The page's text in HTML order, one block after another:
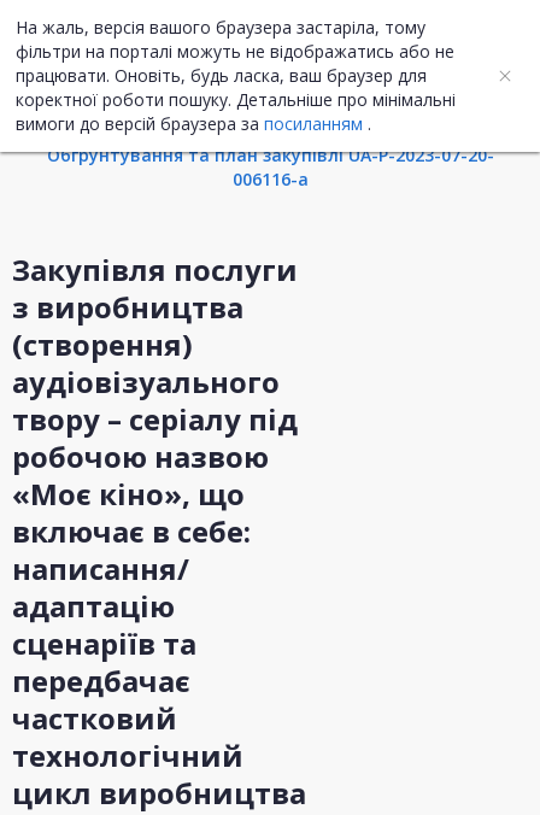
На жаль, версія вашого браузера застаріла, тому
фільтри на порталі можуть не відображатись або не
працювати. Оновіть, будь ласка, ваш браузер для
коректної роботи пошуку. Детальніше про мінімальні
вимоги до версій браузера за посиланням .
UA ENG
Інформація про закупівлю
Обгрунтування та план закупівлі UA-P-2023-07-20-
006116-a
Закупівля послуги
з виробництва
(створення)
аудіовізуального
твору – серіалу під
робочою назвою
«Моє кіно», що
включає в себе:
написання/
адаптацію
сценаріїв та
передбачає
частковий
технологічний
цикл виробництва